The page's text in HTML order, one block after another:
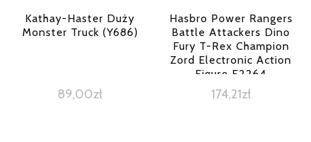
Kathay-Haster Duży
Monster Truck (Y686)
89,00zł
Hasbro Power Rangers
Battle Attackers Dino
Fury T-Rex Champion
Zord Electronic Action
Figure F2264
174,21zł